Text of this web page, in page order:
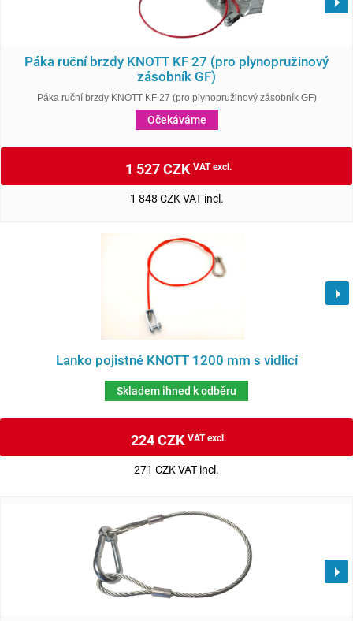
Páka ruční brzdy KNOTT KF 27 (pro plynopružinový
zásobník GF)
Páka ruční brzdy KNOTT KF 27 (pro plynopružinový zásobník GF)
Očekáváme
1 527 CZKVAT excl.
1 848 CZK VAT incl.
Lanko pojistné KNOTT 1200 mm s vidlicí
Skladem ihned k odběru
224 CZKVAT excl.
271 CZK VAT incl.